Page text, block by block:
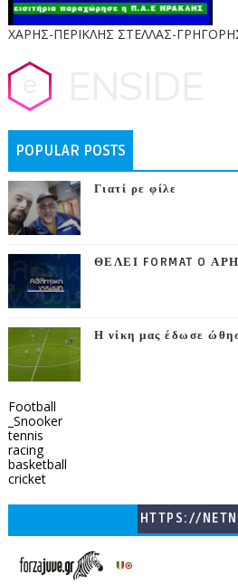
ΧΑΡΗΣ-ΠΕΡΙΚΛΗΣ ΣΤΕΛΛΑΣ-
POPULAR POSTS
Γιατί ρε φίλε
ΘΕΛΕΙ FORMAT O
Η νίκη μας έδωσε
Football
_Snooker
tennis
racing
basketball
cricket
HTTPS://